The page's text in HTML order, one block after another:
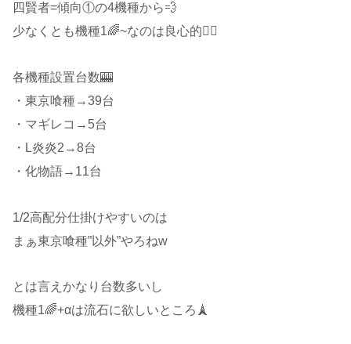
四賢者=傾向①の4機種から💨
少なくとも機種1🌈~なのは良心的🙆‍♂️
各機種設置台数🎰
・東京喰種→39台
・マギレコ→5台
・L炎炎2→8台
・化物語→11台
1/2高配分仕掛けやすいのは
まぁ東京喰種”以外”やろねw
とは言えかなり台数多いし
機種1🌈+αは流石に欲しいところ🗼